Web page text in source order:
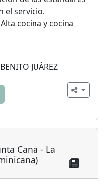
el servicio.
cocina y cocina
BENITO JUÁREZ
Cana - La